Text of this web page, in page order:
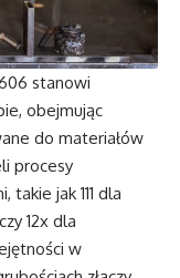
stanowi
obejmując
do materiałów
procesy
jak 111 dla
12x dla
w